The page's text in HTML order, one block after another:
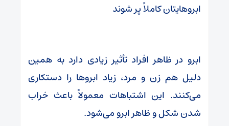
ابروهایتان کاملاً پر شوند
ابرو در ظاهر افراد تأثیر زیادی دارد به همین
دلیل هم زن و مرد، زیاد ابروها را دستکاری
می‌کنند. این اشتباهات معمولاً باعث خراب
شدن شکل و ظاهر ابرو می‌شود.